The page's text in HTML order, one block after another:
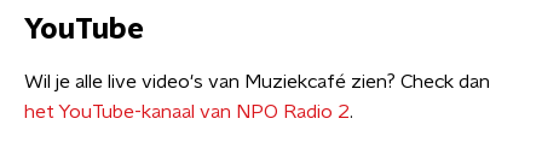
YouTube
Wil je alle live video's van Muziekcafé zien? Check dan
het YouTube-kanaal van NPO Radio 2.